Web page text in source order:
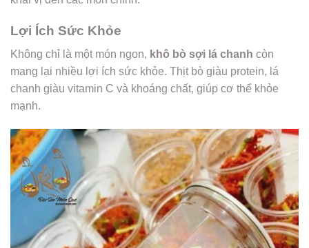
Lợi Ích Sức Khỏe
Không chỉ là một món ngon, khô bò sợi lá chanh còn
mang lại nhiều lợi ích sức khỏe. Thịt bò giàu protein, lá
chanh giàu vitamin C và khoáng chất, giúp cơ thể khỏe
mạnh.